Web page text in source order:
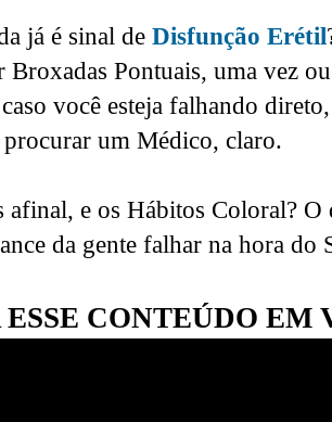
já é sinal de Disfunção Erétil
Broxadas Pontuais, uma vez
você esteja falhando
procurar um Médico, claro.
afinal, e os Hábitos Coloral? O
da gente falhar na hora do
ESSE CONTEÚDO EM